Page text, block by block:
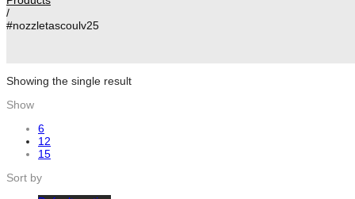
/
#nozzletascoulv25
Showing the single result
Show
6
12
15
Sort by